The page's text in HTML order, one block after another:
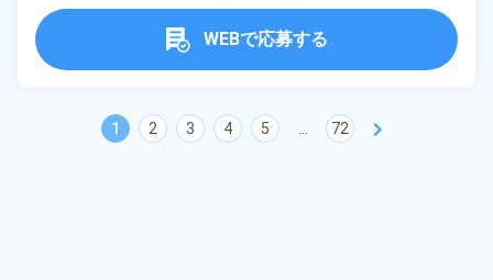
WEBで応募する
1 2 3 4 5 72 chevron_right